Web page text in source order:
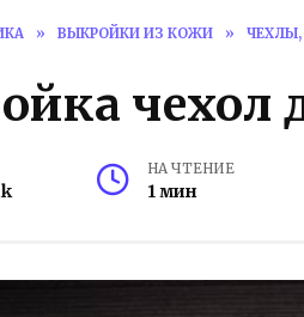
» ВЫКРОЙКИ ИЗ КОЖИ »
чехол
НА ЧТЕНИЕ
1 мин